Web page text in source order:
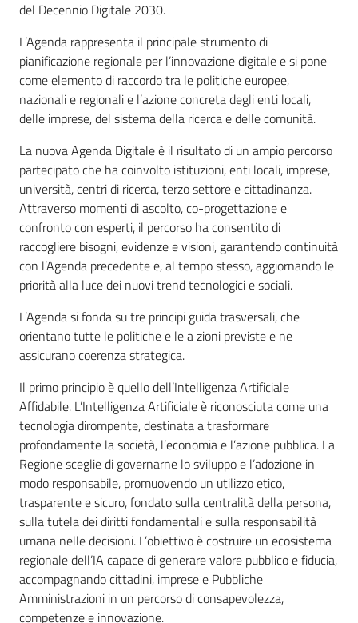
del Decennio Digitale 2030.
L’Agenda rappresenta il principale strumento di
pianificazione regionale per l’innovazione digitale e si pone
come elemento di raccordo tra le politiche europee,
nazionali e regionali e l’azione concreta degli enti locali,
delle imprese, del sistema della ricerca e delle comunità.
La nuova Agenda Digitale è il risultato di un ampio percorso
partecipato che ha coinvolto istituzioni, enti locali, imprese,
università, centri di ricerca, terzo settore e cittadinanza.
Attraverso momenti di ascolto, co-progettazione e
confronto con esperti, il percorso ha consentito di
raccogliere bisogni, evidenze e visioni, garantendo continuità
con l’Agenda precedente e, al tempo stesso, aggiornando le
priorità alla luce dei nuovi trend tecnologici e sociali.
L’Agenda si fonda su tre principi guida trasversali, che
orientano tutte le politiche e le a zioni previste e ne
assicurano coerenza strategica.
Il primo principio è quello dell’Intelligenza Artificiale
Affidabile. L’Intelligenza Artificiale è riconosciuta come una
tecnologia dirompente, destinata a trasformare
profondamente la società, l’economia e l’azione pubblica. La
Regione sceglie di governarne lo sviluppo e l’adozione in
modo responsabile, promuovendo un utilizzo etico,
trasparente e sicuro, fondato sulla centralità della persona,
sulla tutela dei diritti fondamentali e sulla responsabilità
umana nelle decisioni. L’obiettivo è costruire un ecosistema
regionale dell’IA capace di generare valore pubblico e fiducia,
accompagnando cittadini, imprese e Pubbliche
Amministrazioni in un percorso di consapevolezza,
competenze e innovazione.